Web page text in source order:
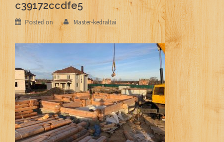
c39172ccdfe5
Posted on Master-kedraltai